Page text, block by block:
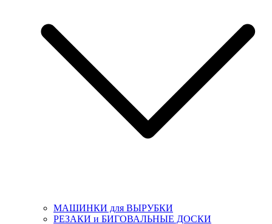
МАШИНКИ для ВЫРУБКИ
РЕЗАКИ и БИГОВАЛЬНЫЕ ДОСКИ